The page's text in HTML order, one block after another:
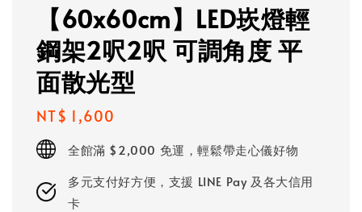
【60x60cm】LED崁燈輕
鋼架2呎2呎 可調角度 平
面散光型
Regular
price
NT$ 1,600
全館滿 $2,000 免運，輕鬆帶走心儀好物
多元支付好方便，支援 LINE Pay 及各大信用
卡